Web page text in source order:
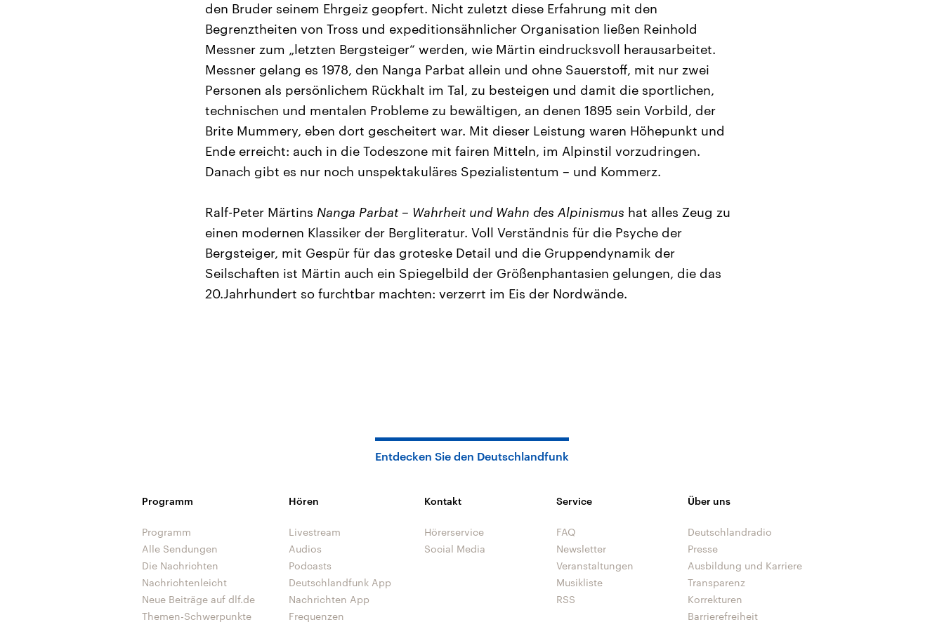
den Bruder seinem Ehrgeiz geopfert. Nicht zuletzt diese Erfahrung mit den
Begrenztheiten von Tross und expeditionsähnlicher Organisation ließen Reinhold
Messner zum „letzten Bergsteiger“ werden, wie Märtin eindrucksvoll herausarbeitet.
Messner gelang es 1978, den Nanga Parbat allein und ohne Sauerstoff, mit nur zwei
Personen als persönlichem Rückhalt im Tal, zu besteigen und damit die sportlichen,
technischen und mentalen Probleme zu bewältigen, an denen 1895 sein Vorbild, der
Brite Mummery, eben dort gescheitert war. Mit dieser Leistung waren Höhepunkt und
Ende erreicht: auch in die Todeszone mit fairen Mitteln, im Alpinstil vorzudringen.
Danach gibt es nur noch unspektakuläres Spezialistentum – und Kommerz.
Ralf-Peter Märtins Nanga Parbat – Wahrheit und Wahn des Alpinismus hat alles Zeug zu
einen modernen Klassiker der Bergliteratur. Voll Verständnis für die Psyche der
Bergsteiger, mit Gespür für das groteske Detail und die Gruppendynamik der
Seilschaften ist Märtin auch ein Spiegelbild der Größenphantasien gelungen, die das
20.Jahrhundert so furchtbar machten: verzerrt im Eis der Nordwände.
Entdecken Sie den Deutschlandfunk
Programm
Programm
Alle Sendungen
Die Nachrichten
Nachrichtenleicht
Neue Beiträge auf dlf.de
Themen-Schwerpunkte
Hören
Livestream
Audios
Podcasts
Deutschlandfunk App
Nachrichten App
Frequenzen
Kontakt
Hörerservice
Social Media
Service
FAQ
Newsletter
Veranstaltungen
Musikliste
RSS
Über uns
Deutschlandradio
Presse
Ausbildung und Karriere
Transparenz
Korrekturen
Barrierefreiheit